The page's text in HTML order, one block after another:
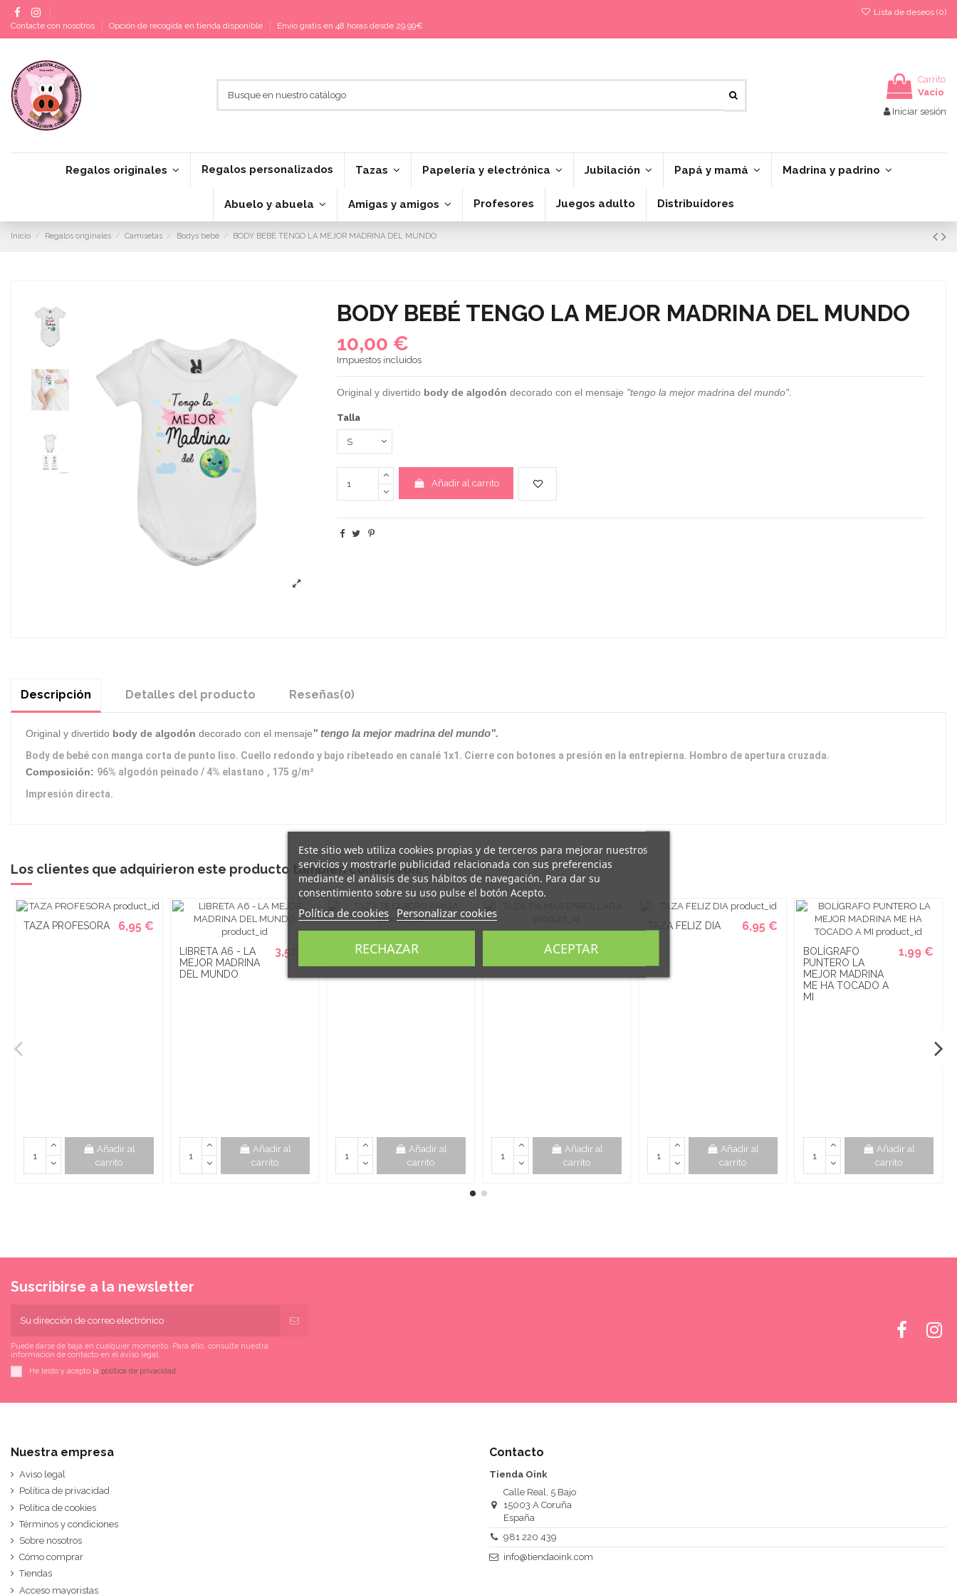
Contacte con nosotros Opción de recogida en tienda disponible Envío gratis en 48 horas desde 29,99€
Lista de deseos (0)
Carrito
Vacío
Iniciar sesión
Regalos originales Regalos personalizados Tazas Papelería y electrónica Jubilación Papá y mamá Madrina y padrino
Abuelo y abuela Amigas y amigos Profesores Juegos adulto Distribuidores
Inicio Regalos originales Camisetas Bodys bebé BODY BEBÉ TENGO LA MEJOR MADRINA DEL MUNDO
BODY BEBÉ TENGO LA MEJOR MADRINA DEL MUNDO
10,00 €
Impuestos incluidos
Original y divertido body de algodón decorado con el mensaje "tengo la mejor madrina del mundo".
Talla
Añadir al carrito
Descripción Detalles del producto Reseñas(0)
Original y divertido body de algodón decorado con el mensaje" tengo la mejor madrina del mundo".
Body de bebé con manga corta de punto liso. Cuello redondo y bajo ribeteado en canalé 1x1. Cierre con botones a presión en la entrepierna. Hombro de apertura cruzada.
Composición: 96% algodón peinado / 4% elastano , 175 g/m²
Impresión directa.
Los clientes que adquirieron este producto también compraron:
TAZA PROFESORA 6,95 €
Añadir al
carrito
LIBRETA A6 - LA
MEJOR MADRINA
DEL MUNDO
3,50 €
Añadir al
carrito
AMIGA
Añadir al
carrito
ENROLLADA
Añadir al
carrito
TAZA FELIZ DIA 6,95 €
Añadir al
carrito
BOLÍGRAFO
PUNTERO LA
MEJOR MADRINA
ME HA TOCADO A
MI
1,99 €
Añadir al
carrito
Suscribirse a la newsletter
Puede darse de baja en cualquier momento. Para ello, consulte nuestra
información de contacto en el aviso legal.
He leído y acepto la política de privacidad
Nuestra empresa
Aviso legal
Política de privacidad
Política de cookies
Términos y condiciones
Sobre nosotros
Cómo comprar
Tiendas
Acceso mayoristas
Contacto
Tienda Oink
Calle Real, 5 Bajo
15003 A Coruña
España
981 220 439
info@tiendaoink.com
Este sitio web utiliza cookies propias y de terceros para mejorar nuestros
servicios y mostrarle publicidad relacionada con sus preferencias
mediante el análisis de sus hábitos de navegación. Para dar su
consentimiento sobre su uso pulse el botón Acepto.
Política de cookies Personalizar cookies
RECHAZAR ACEPTAR